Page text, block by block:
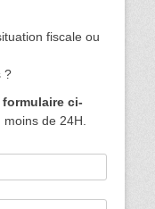
fiscale ou
?
ci-
de 24H.